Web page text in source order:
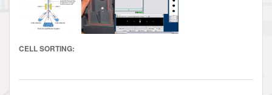
CELL SORTING: